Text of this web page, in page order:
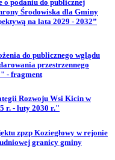
o podaniu do publicznej
Środowiska dla Gminy
na lata 2029 - 2032”
do publicznego wglądu
przestrzennego
- fragment
Rozwoju Wsi Kicin w
r. - luty 2030 r."
zpzp Koziegłowy w rejonie
granicy gminy